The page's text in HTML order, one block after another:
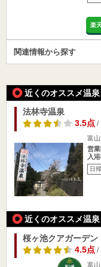
楽
関連情報から探す
近くのオススメ温
法林寺温泉
3.5点/
富
営
入
日
近くのオススメ温
桜ヶ池クアガーデン
4.5点/
富